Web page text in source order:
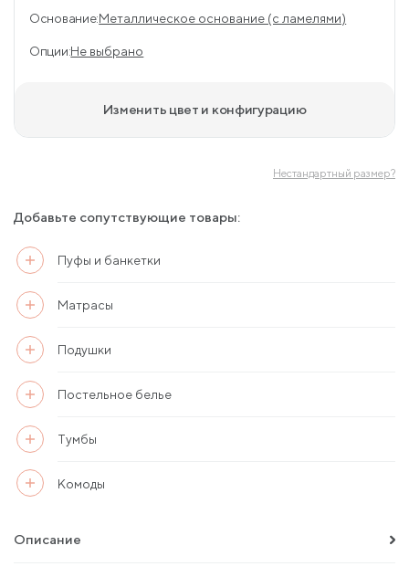
Основание:Металлическое основание (с ламелями)
Опции:Не выбрано
Изменить цвет и конфигурацию
Нестандартный размер?
Добавьте сопутствующие товары:
Пуфы и банкетки
Матрасы
Подушки
Постельное белье
Тумбы
Комоды
Описание